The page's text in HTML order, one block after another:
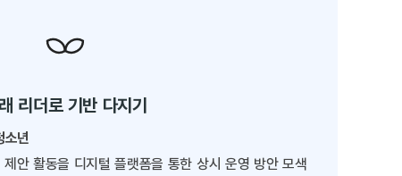
리더로 기반 다지기
소년
안 활동을 디지털 플랫폼을 통한 상시 운영 방안 모색